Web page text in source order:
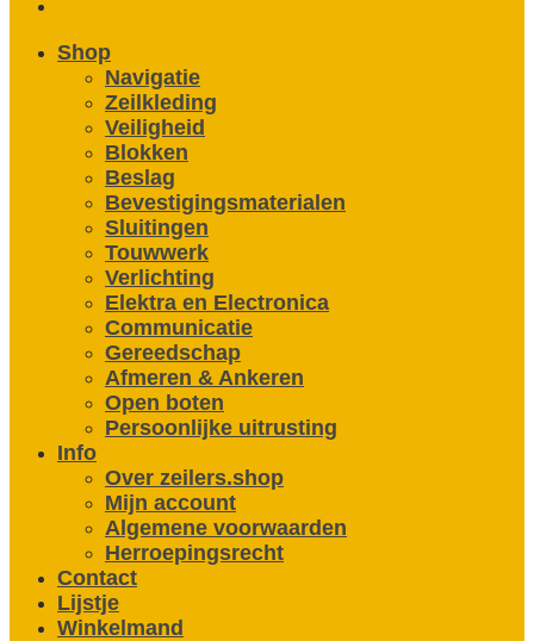
Shop
Navigatie
Zeilkleding
Veiligheid
Blokken
Beslag
Bevestigings­­materialen
Sluitingen
Touwwerk
Verlichting
Elektra en Electronica
Communicatie
Gereedschap
Afmeren & Ankeren
Open boten
Persoonlijke uitrusting
Info
Over zeilers.shop
Mijn account
Algemene voorwaarden
Herroepingsrecht
Contact
Lijstje
Winkelmand